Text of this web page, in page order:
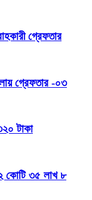
গ্রেফতার
গ্রেফতার -০৩
টাকা
কোটি ৩৫ লাখ ৮